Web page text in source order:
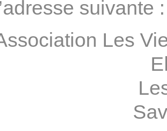
l’adresse suivante :
Les